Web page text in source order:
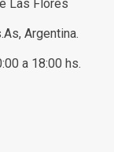
Las Flores
Argentina.
a 18:00 hs.